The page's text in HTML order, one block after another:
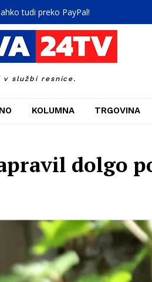
tudi preko PayPal!
v službi resnice.
KOLUMNA TRGOVINA
dolgo